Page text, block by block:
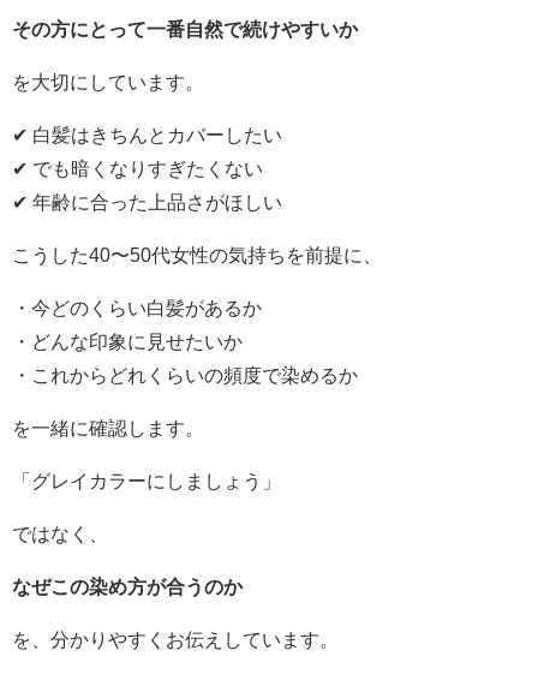
その方にとって一番自然で続けやすいか
を大切にしています。
✔ 白髪はきちんとカバーしたい
✔ でも暗くなりすぎたくない
✔ 年齢に合った上品さがほしい
こうした40〜50代女性の気持ちを前提に、
・今どのくらい白髪があるか
・どんな印象に見せたいか
・これからどれくらいの頻度で染めるか
を一緒に確認します。
「グレイカラーにしましょう」
ではなく、
なぜこの染め方が合うのか
を、分かりやすくお伝えしています。